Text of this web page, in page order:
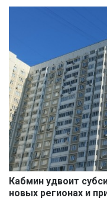
Кабмин удвоит
новых регионах и